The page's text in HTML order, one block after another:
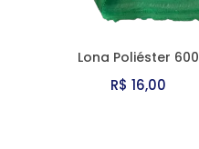
A - Z
Lona Poliéster 600
R$ 16,00